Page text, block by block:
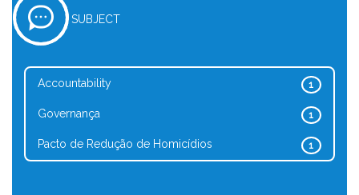
SUBJECT
1
Accountability
1
Governança
1
Pacto de Redução de Homicídios